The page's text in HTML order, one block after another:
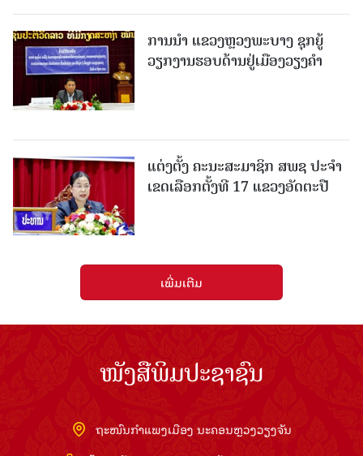
ການນຳ ແຂວງຫຼວງພະບາງ ຊຸກຍູ້
ວຽກງານຮອບດ້ານຢູ່ເມືອງວຽງຄໍາ
ແຕ່ງຕັ້ງ ຄະນະສະມາຊິກ ສພຊ ປະຈຳ
ເຂດເລືອກຕັ້ງທີ 17 ແຂວງອັດຕະປື
ເພີ່ມເຕີມ
ໜັງສືພິມປະຊາຊົນ
ຖະໜົນກຳແພງເມືອງ ນະຄອນຫຼວງວຽງຈັນ